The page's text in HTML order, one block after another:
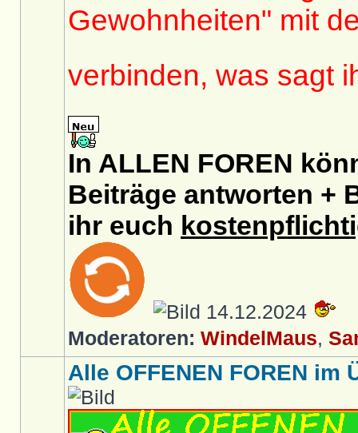
Gewohnheiten" mit
verbinden, was sagt
In ALLEN FOREN
Beiträge antworten +
ihr euch
14.12.2024
Moderatoren: WindelMaus,
Alle OFFENEN FOREN im